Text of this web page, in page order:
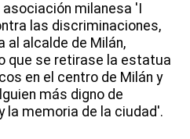
milanesa 'I
las discriminaciones,
al alcalde de Milán,
que se retirase la estatua
en el centro de Milán y
más digno de
la memoria de la ciudad'.